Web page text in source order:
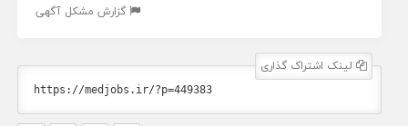
گزارش مشکل آگهی
لینک اشتراک گذاری